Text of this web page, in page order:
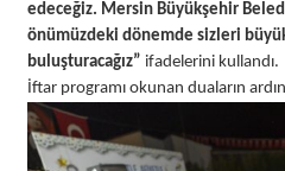
edeceğiz. Mersin Büyükşehir
önümüzdeki dönemde sizleri
buluşturacağız” ifadelerini kullandı.
İftar programı okunan duaların